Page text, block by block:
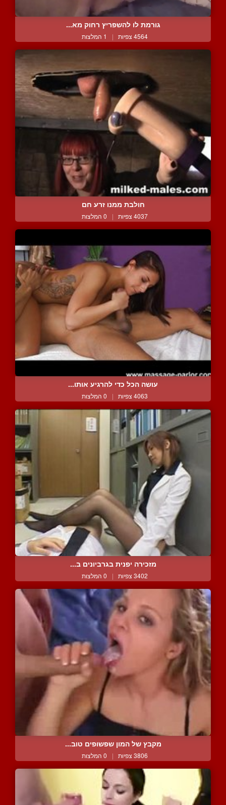
גורמת לו להשפריץ רחוק מא...
4564 צפיות | 1 המלצות
חולבת ממנו זרע חם
4037 צפיות | 0 המלצות
עושה הכל כדי להרגיע אותו...
4063 צפיות | 0 המלצות
מזכירה יפנית בגרביונים ב...
3402 צפיות | 0 המלצות
מקבץ של המון שפשופים טוב...
3806 צפיות | 0 המלצות